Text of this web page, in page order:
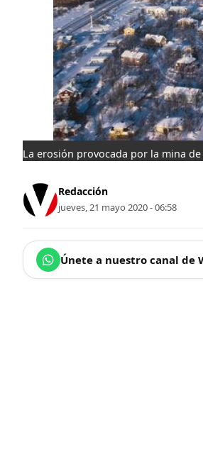
La erosión provocada por la mina
Redacción
jueves, 21 mayo 2020 - 06:58
Únete a nuestro canal de